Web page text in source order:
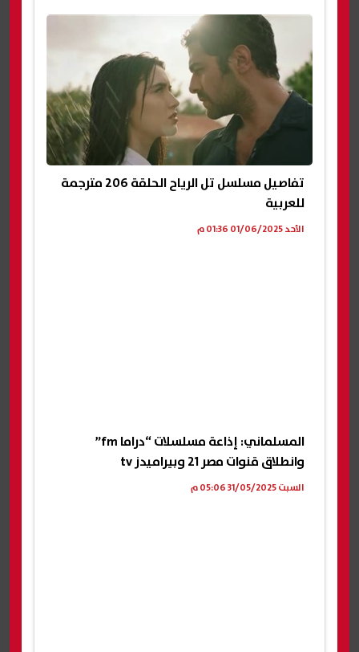
تفاصيل مسلسل تل الرياح الحلقة 206 مترجمة
للعربية
الأحد 01/06/2025 01:36 م
المسلماني: إذاعة مسلسلات “دراما fm”
وانطلاق قنوات مصر 21 وبيراميدز tv
السبت 31/05/2025 05:06 م